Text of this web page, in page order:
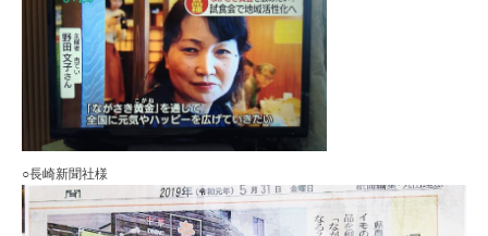
○長崎新聞社様